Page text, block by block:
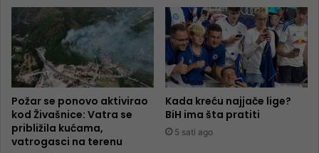
Požar se ponovo aktivirao
kod Živašnice: Vatra se
približila kućama,
vatrogasci na terenu
Kada kreću najjače lige?
BiH ima šta pratiti
5 sati ago